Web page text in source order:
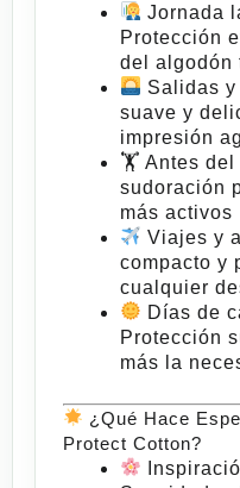
Jornada
Protección
del algodón
Salidas
suave y
impresión
🏋️ Antes
sudoración
más activos
Viajes y
compacto y
cualquier
Días de
Protección
más la
¿Qué Hace
Protect Cotton?